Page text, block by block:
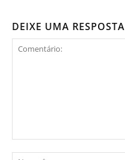
DEIXE UMA RESPOSTA